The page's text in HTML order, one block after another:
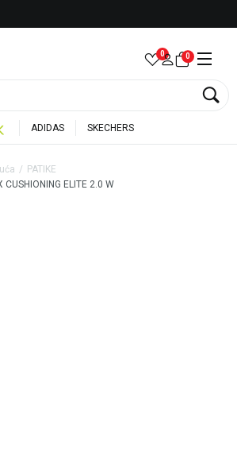
0 0
ADIDAS SKECHERS
PATIKE
CUSHIONING ELITE 2.0 W